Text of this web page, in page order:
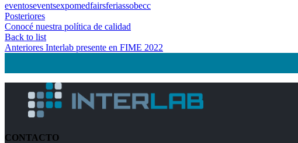
eventoseventsexpomedfairsferiassobecc
Posteriores
Conocé nuestra política de calidad
Back to list
Anteriores Interlab presente en FIME 2022
CONTACTO